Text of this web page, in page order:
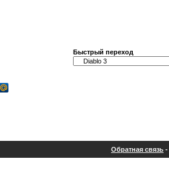
Быстрый переход
Обратная связь -